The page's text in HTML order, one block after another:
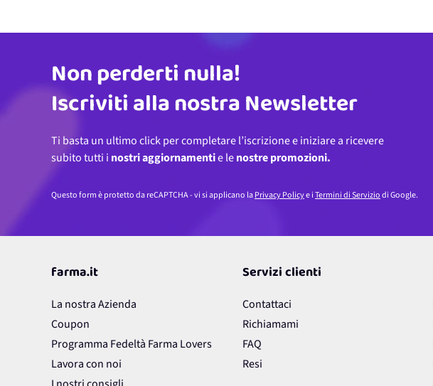
Indirizzo email
Non perderti nulla!
Iscriviti alla nostra Newsletter
Ti basta un ultimo click per completare l’iscrizione e iniziare a ricevere
subito tutti i nostri aggiornamentie lenostre promozioni.
Questo form è protetto da reCAPTCHA - vi si applicano laPrivacy Policye iTermini di Serviziodi Google.
farma.it
La nostra Azienda
Coupon
Programma Fedeltà Farma Lovers
Lavora con noi
Servizi clienti
Contattaci
Richiamami
FAQ
Resi